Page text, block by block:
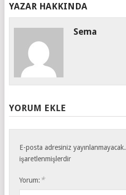
YAZAR HAKKINDA
Sema
YORUM EKLE
E-posta adresiniz yayınlanmayacak.
işaretlenmişlerdir
Yorum: *